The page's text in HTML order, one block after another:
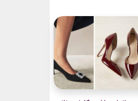
به بخشی از استایل شهری،
لوکس تبدیل شده‌اند.
محمدزاده...